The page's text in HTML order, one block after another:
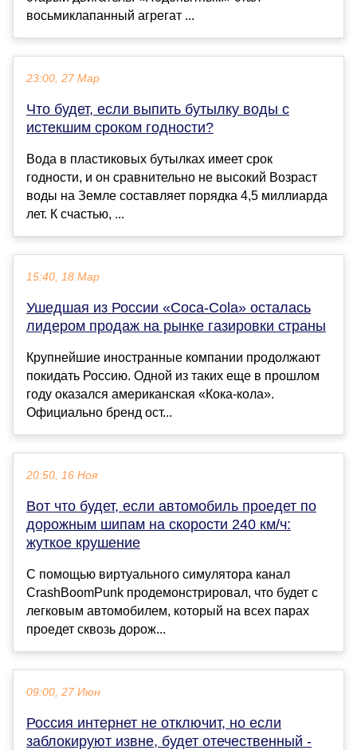
восьмиклапанный агрегат ...
23:00, 27 Мар
Что будет, если выпить бутылку воды с
истекшим сроком годности?
Вода в пластиковых бутылках имеет срок
годности, и он сравнительно не высокий Возраст
воды на Земле составляет порядка 4,5 миллиарда
лет. К счастью, ...
15:40, 18 Мар
Ушедшая из России «Coca-Cola» осталась
лидером продаж на рынке газировки страны
Крупнейшие иностранные компании продолжают
покидать Россию. Одной из таких еще в прошлом
году оказался американская «Кока-кола».
Официально бренд ост...
20:50, 16 Ноя
Вот что будет, если автомобиль проедет по
дорожным шипам на скорости 240 км/ч:
жуткое крушение
С помощью виртуального симулятора канал
CrashBoomPunk продемонстрировал, что будет с
легковым автомобилем, который на всех парах
проедет сквозь дорож...
09:00, 27 Июн
Россия интернет не отключит, но если
заблокируют извне, будет отечественный -